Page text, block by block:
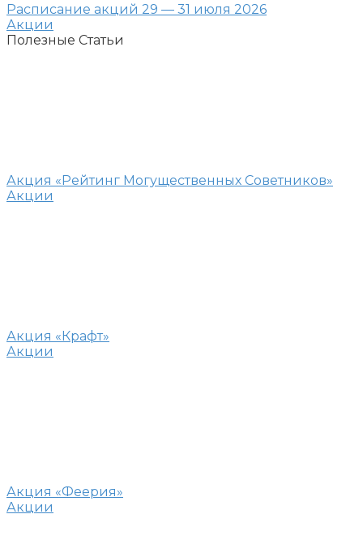
Расписание акций 29 — 31 июля 2026
Акции
Полезные Статьи
Акция «Рейтинг Могущественных Советников»
Акции
Акция «Крафт»
Акции
Акция «Феерия»
Акции